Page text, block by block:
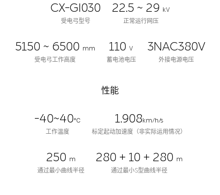
CX-GI030
受电弓型号
22.5 ~ 29 kV
正常运行网压
5150 ~ 6500 mm
受电弓工作高度
110 V
蓄电池电压
3NAC380V
外接电源电压
性能
-40~40℃
工作温度
1.908km/h/s
标定起动加速度（非实际运用情况）
250 m
通过最小曲线半径
280 + 10 + 280 m
通过最小S型曲线半径